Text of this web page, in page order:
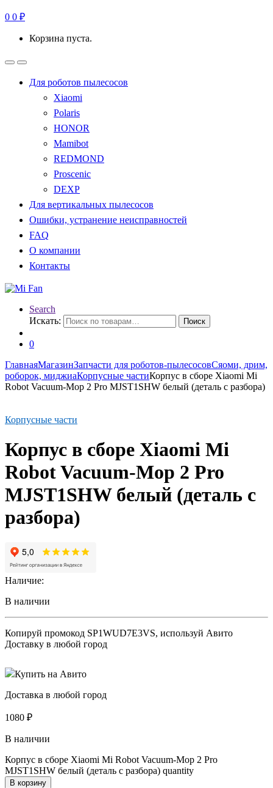
0 0 ₽
Корзина пуста.
Для роботов пылесосов
Xiaomi
Polaris
HONOR
Mamibot
REDMOND
Proscenic
DEXP
Для вертикальных пылесосов
Ошибки, устранение неисправностей
FAQ
О компании
Контакты
Search
Искать:
Поиск
0
ГлавнаяМагазинЗапчасти для роботов-пылесосовСяоми, дрим,
роборок, миджиаКорпусные частиКорпус в сборе Xiaomi Mi
Robot Vacuum-Mop 2 Pro MJST1SHW белый (деталь с разбора)
Корпусные части
Корпус в сборе Xiaomi Mi
Robot Vacuum-Mop 2 Pro
MJST1SHW белый (деталь с
разбора)
Наличие:
В наличии
Копируй промокод SP1WUD7E3VS, используй Авито
Доставку в любой город
Купить на Авито
Доставка в любой город
1080 ₽
В наличии
Корпус в сборе Xiaomi Mi Robot Vacuum-Mop 2 Pro
MJST1SHW белый (деталь с разбора) quantity
В корзину